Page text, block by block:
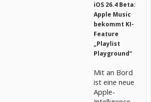
iOS 26.4 Beta:
Apple Music
bekommt KI-
Feature
„Playlist
Playground“
Mit an Bord
ist eine neue
Apple-